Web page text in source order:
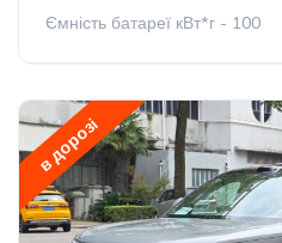
Ємність батареї кВт*г - 100
в дорозі